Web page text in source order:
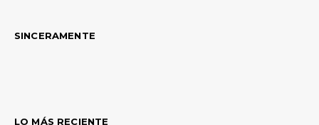
SINCERAMENTE
LO MÁS RECIENTE